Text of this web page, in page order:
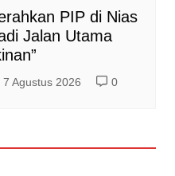
PIP di Nias
Jalan Utama
7 Agustus 2026 0